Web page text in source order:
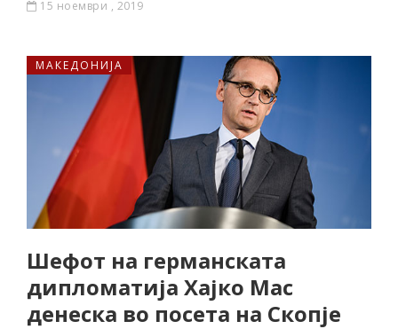
15 ноември , 2019
МАКЕДОНИЈА
Шефот на германската
дипломатија Хајко Мас
денеска во посета на Скопје